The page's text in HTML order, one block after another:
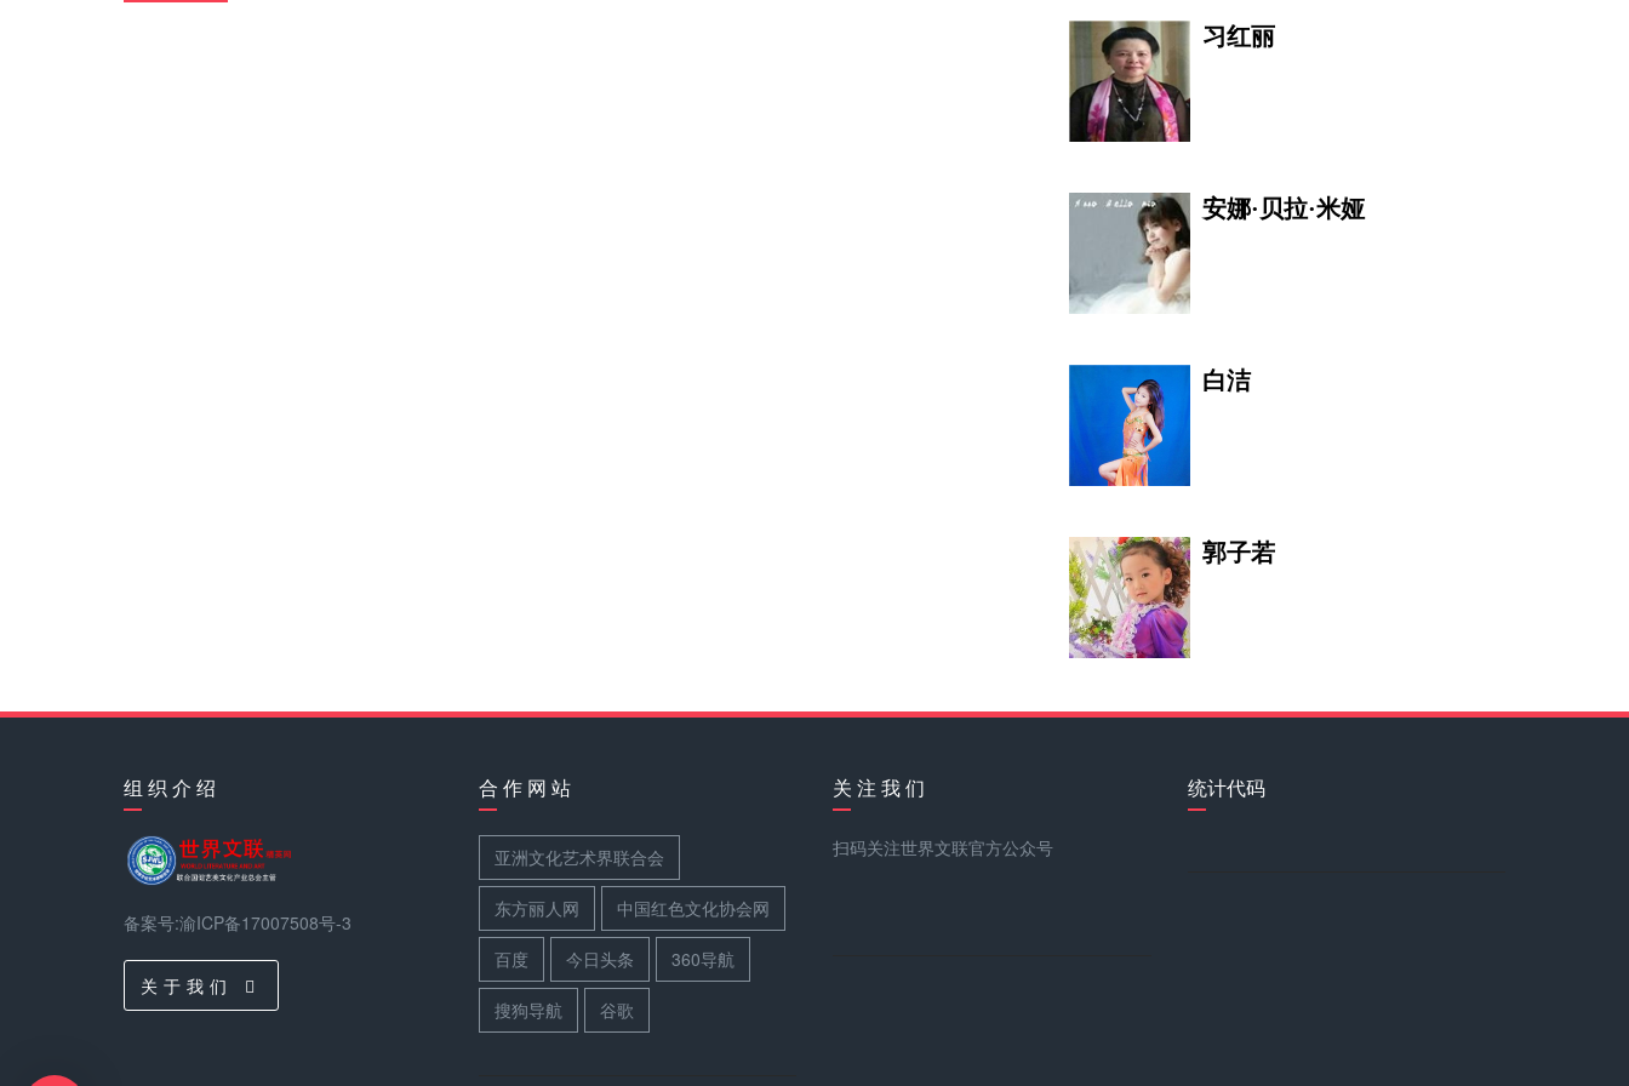
布兰顿·詹宁斯
习红丽
安娜·贝拉·米娅
白洁
郭子若
田雨橙
组 织 介 绍
备案号:渝ICP备17007508号-3
关 于 我 们
合 作 网 站
亚洲文化艺术界联合会
东方丽人网 中国红色文化协会网
百度 今日头条 360导航
搜狗导航 谷歌
关 注 我 们
扫码关注世界文联官方公众号
统计代码